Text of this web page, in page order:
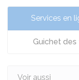
Services en
Guichet
Voir aussi